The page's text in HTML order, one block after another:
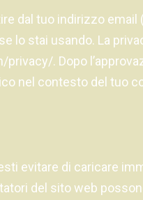
dal tuo indirizzo
lo stai usando. La
. Dopo
nel contesto del tuo
evitare di caricare
del sito web